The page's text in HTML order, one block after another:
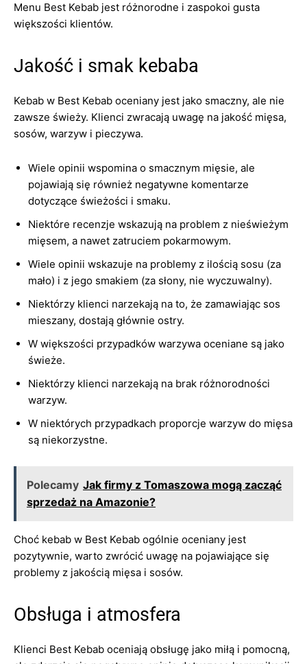
Menu Best Kebab jest różnorodne i zaspokoi gusta
większości klientów.
Jakość i smak kebaba
Kebab w Best Kebab oceniany jest jako smaczny, ale nie
zawsze świeży. Klienci zwracają uwagę na jakość mięsa,
sosów, warzyw i pieczywa.
Wiele opinii wspomina o smacznym mięsie, ale
pojawiają się również negatywne komentarze
dotyczące świeżości i smaku.
Niektóre recenzje wskazują na problem z nieświeżym
mięsem, a nawet zatruciem pokarmowym.
Wiele opinii wskazuje na problemy z ilością sosu (za
mało) i z jego smakiem (za słony, nie wyczuwalny).
Niektórzy klienci narzekają na to, że zamawiając sos
mieszany, dostają głównie ostry.
W większości przypadków warzywa oceniane są jako
świeże.
Niektórzy klienci narzekają na brak różnorodności
warzyw.
W niektórych przypadkach proporcje warzyw do mięsa
są niekorzystne.
Polecamy Jak firmy z Tomaszowa mogą zacząć
sprzedaż na Amazonie?
Choć kebab w Best Kebab ogólnie oceniany jest
pozytywnie, warto zwrócić uwagę na pojawiające się
problemy z jakością mięsa i sosów.
Obsługa i atmosfera
Klienci Best Kebab oceniają obsługę jako miłą i pomocną,